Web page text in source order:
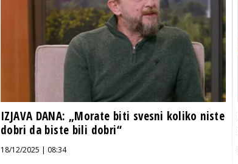
IZJAVA DANA: „Morate biti svesni koliko niste
dobri da biste bili dobri“
18/12/2025 | 08:34